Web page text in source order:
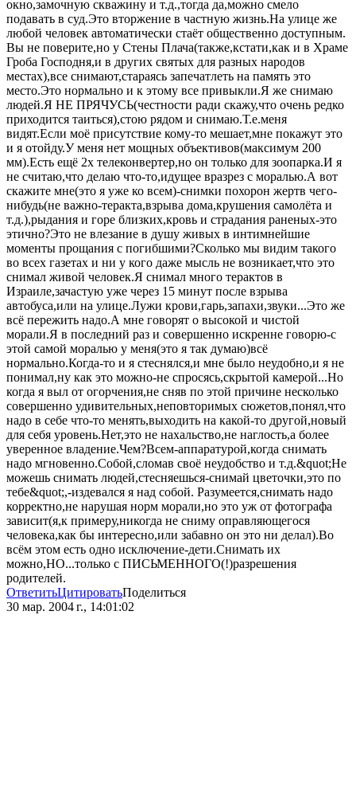
окно,замочную скважину и т.д.,тогда да,можно смело
подавать в суд.Это вторжение в частную жизнь.На улице же
любой человек автоматически стаёт общественно доступным.
Вы не поверите,но у Стены Плача(также,кстати,как и в Храме
Гроба Господня,и в других святых для разных народов
местах),все снимают,стараясь запечатлеть на память это
место.Это нормально и к этому все привыкли.Я же снимаю
людей.Я НЕ ПРЯЧУСЬ(честности ради скажу,что очень редко
приходится таиться),стою рядом и снимаю.Т.е.меня
видят.Если моё присутствие кому-то мешает,мне покажут это
и я отойду.У меня нет мощных объективов(максимум 200
мм).Есть ещё 2х телеконвертер,но он только для зоопарка.И я
не считаю,что делаю что-то,идущее вразрез с моралью.А вот
скажите мне(это я уже ко всем)-снимки похорон жертв чего-
нибудь(не важно-теракта,взрыва дома,крушения самолёта и
т.д.),рыдания и горе близких,кровь и страдания раненых-это
этично?Это не влезание в душу живых в интимнейшие
моменты прощания с погибшими?Сколько мы видим такого
во всех газетах и ни у кого даже мысль не возникает,что это
снимал живой человек.Я снимал много терактов в
Израиле,зачастую уже через 15 минут после взрыва
автобуса,или на улице.Лужи крови,гарь,запахи,звуки...Это же
всё пережить надо.А мне говорят о высокой и чистой
морали.Я в последний раз и совершенно искренне говорю-с
этой самой моралью у меня(это я так думаю)всё
нормально.Когда-то и я стеснялся,и мне было неудобно,и я не
понимал,ну как это можно-не спросясь,скрытой камерой...Но
когда я выл от огорчения,не сняв по этой причине несколько
совершенно удивительных,неповторимых сюжетов,понял,что
надо в себе что-то менять,выходить на какой-то другой,новый
для себя уровень.Нет,это не нахальство,не наглость,а более
уверенное владение.Чем?Всем-аппаратурой,когда снимать
надо мгновенно.Собой,сломав своё неудобство и т.д.&quot;Не
можешь снимать людей,стесняешься-снимай цветочки,это по
тебе&quot;,-издевался я над собой. Разумеется,снимать надо
корректно,не нарушая норм морали,но это уж от фотографа
зависит(я,к примеру,никогда не сниму оправляющегося
человека,как бы интересно,или забавно он это ни делал).Во
всём этом есть одно исключение-дети.Снимать их
можно,НО...только с ПИСЬМЕННОГО(!)разрешения
родителей.
ОтветитьЦитироватьПоделиться
30 мар. 2004 г., 14:01:02